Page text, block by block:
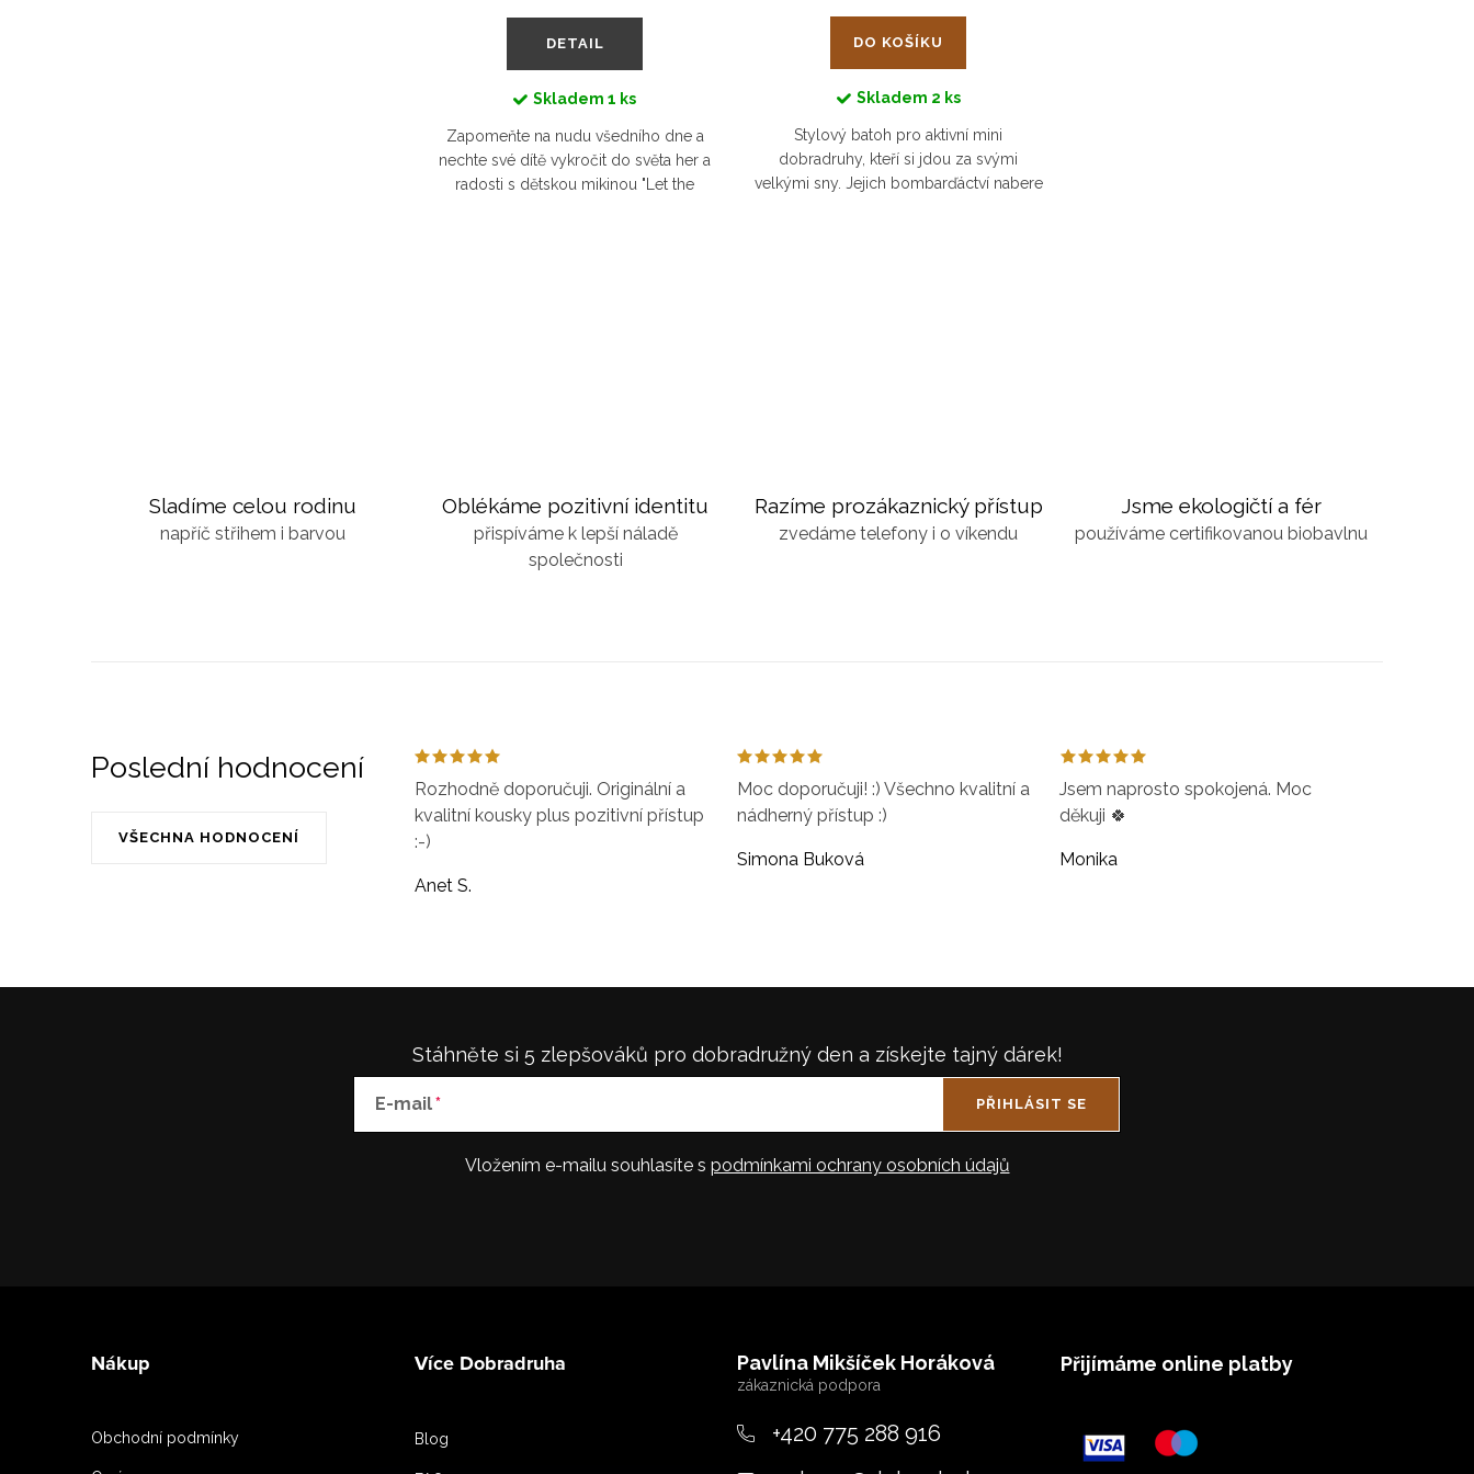
DETAIL
Skladem 1 ks
Zapomeňte na nudu všedního dne a
nechte své dítě vykročit do světa her a
radosti s dětskou mikinou "Let the
DO KOŠÍKU
Skladem 2 ks
Stylový batoh pro aktivní mini
dobradruhy, kteří si jdou za svými
velkými sny. Jejich bombarďáctví nabere
Sladíme celou rodinu
napříč střihem i barvou
Oblékáme pozitivní identitu
přispíváme k lepší náladě
společnosti
Razíme prozákaznický přístup
zvedáme telefony i o víkendu
Jsme ekologičtí a fér
používáme certifikovanou biobavlnu
Poslední hodnocení
VŠECHNA HODNOCENÍ
Rozhodně doporučuji. Originální a
kvalitní kousky plus pozitivní přístup
:-)
Anet S.
Moc doporučuji! :) Všechno kvalitní a
nádherný přístup :)
Simona Buková
Jsem naprosto spokojená. Moc
děkuji 🍀
Monika
Stáhněte si 5 zlepšováků pro dobradružný den a získejte tajný dárek!
E-mail
Vložením e-mailu souhlasíte s podmínkami ochrany osobních údajů
PŘIHLÁSIT SE
Nákup
Obchodní podmínky
Více Dobradruha
Blog
Pavlína Mikšíček Horáková
+420 775 288 916
Přijímáme online platby